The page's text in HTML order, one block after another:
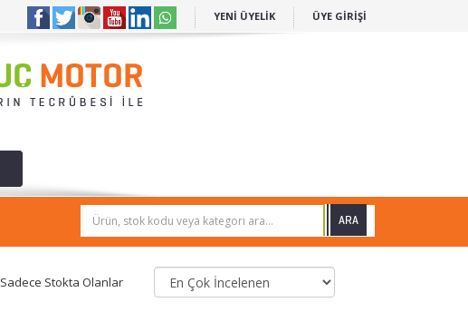
YENİ ÜYELİK ÜYE GİRİŞİ
Ürün, stok kodu veya kategori ara...
Sadece Stokta Olanlar